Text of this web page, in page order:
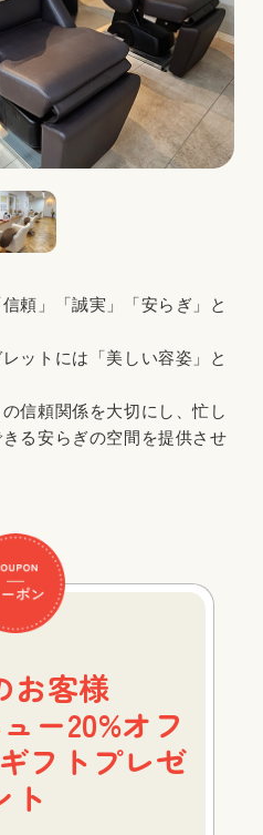
頼」「誠実」「安らぎ」と
ットには「美しい容姿」と
信頼関係を大切にし、忙し
る安らぎの空間を提供させ
お客様
ー20%オフ
フトプレゼ
ト